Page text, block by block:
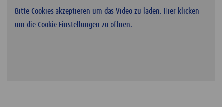
Bitte Cookies akzeptieren um das Video zu laden. Hier klicken
um die Cookie Einstellungen zu öffnen.